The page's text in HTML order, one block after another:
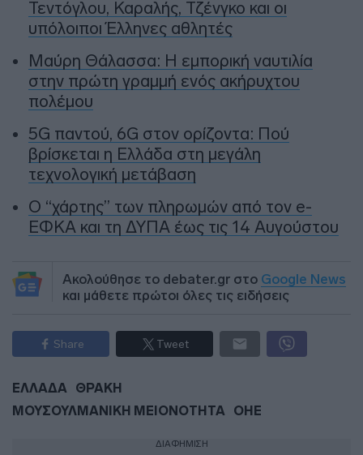
Τεντόγλου, Καραλής, Τζένγκο και οι
υπόλοιποι Έλληνες αθλητές
Μαύρη Θάλασσα: Η εμπορική ναυτιλία
στην πρώτη γραμμή ενός ακήρυχτου
πολέμου
5G παντού, 6G στον ορίζοντα: Πού
βρίσκεται η Ελλάδα στη μεγάλη
τεχνολογική μετάβαση
Ο “χάρτης” των πληρωμών από τον e-
ΕΦΚΑ και τη ΔΥΠΑ έως τις 14 Αυγούστου
Ακολούθησε το debater.gr στο Google News
και μάθετε πρώτοι όλες τις ειδήσεις
Share Tweet
ΕΛΛΑΔΑ
ΘΡΑΚΗ
ΜΟΥΣΟΥΛΜΑΝΙΚΗ ΜΕΙΟΝΟΤΗΤΑ
ΟΗΕ
ΔΙΑΦΗΜΙΣΗ